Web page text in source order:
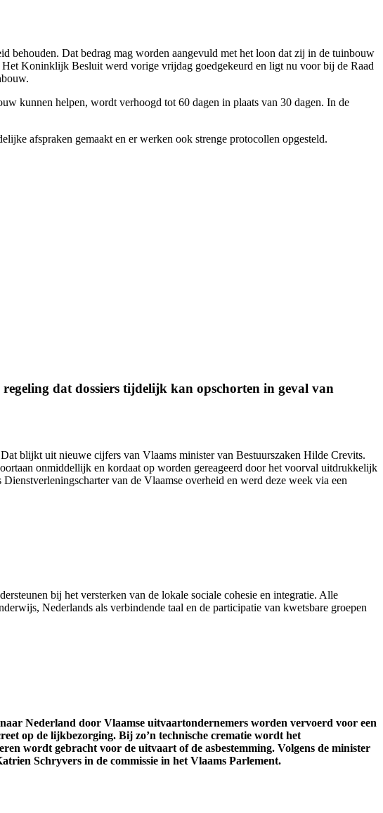
Dat bedrag mag worden aangevuld met het loon dat zij in de tuinbouw
Het Koninklijk Besluit werd vorige vrijdag goedgekeurd en ligt nu voor bij de Raad
kunnen helpen, wordt verhoogd tot 60 dagen in plaats van 30 dagen. In de
afspraken gemaakt en er werken ook strenge protocollen opgesteld.
dat dossiers tijdelijk kan opschorten in geval van
Dat blijkt uit nieuwe cijfers van Vlaams minister van Bestuurszaken Hilde Crevits.
onmiddellijk en kordaat op worden gereageerd door het voorval uitdrukkelijk
van de Vlaamse overheid en werd deze week via een
bij het versterken van de lokale sociale cohesie en integratie. Alle
Nederlands als verbindende taal en de participatie van kwetsbare groepen
Nederland door Vlaamse uitvaartondernemers worden vervoerd voor een
op de lijkbezorging. Bij zo’n technische crematie wordt het
wordt gebracht voor de uitvaart of de asbestemming. Volgens de minister
Schryvers in de commissie in het Vlaams Parlement.